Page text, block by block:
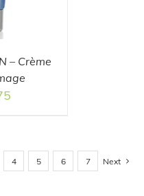
– Crème
4 5 6 7 Next